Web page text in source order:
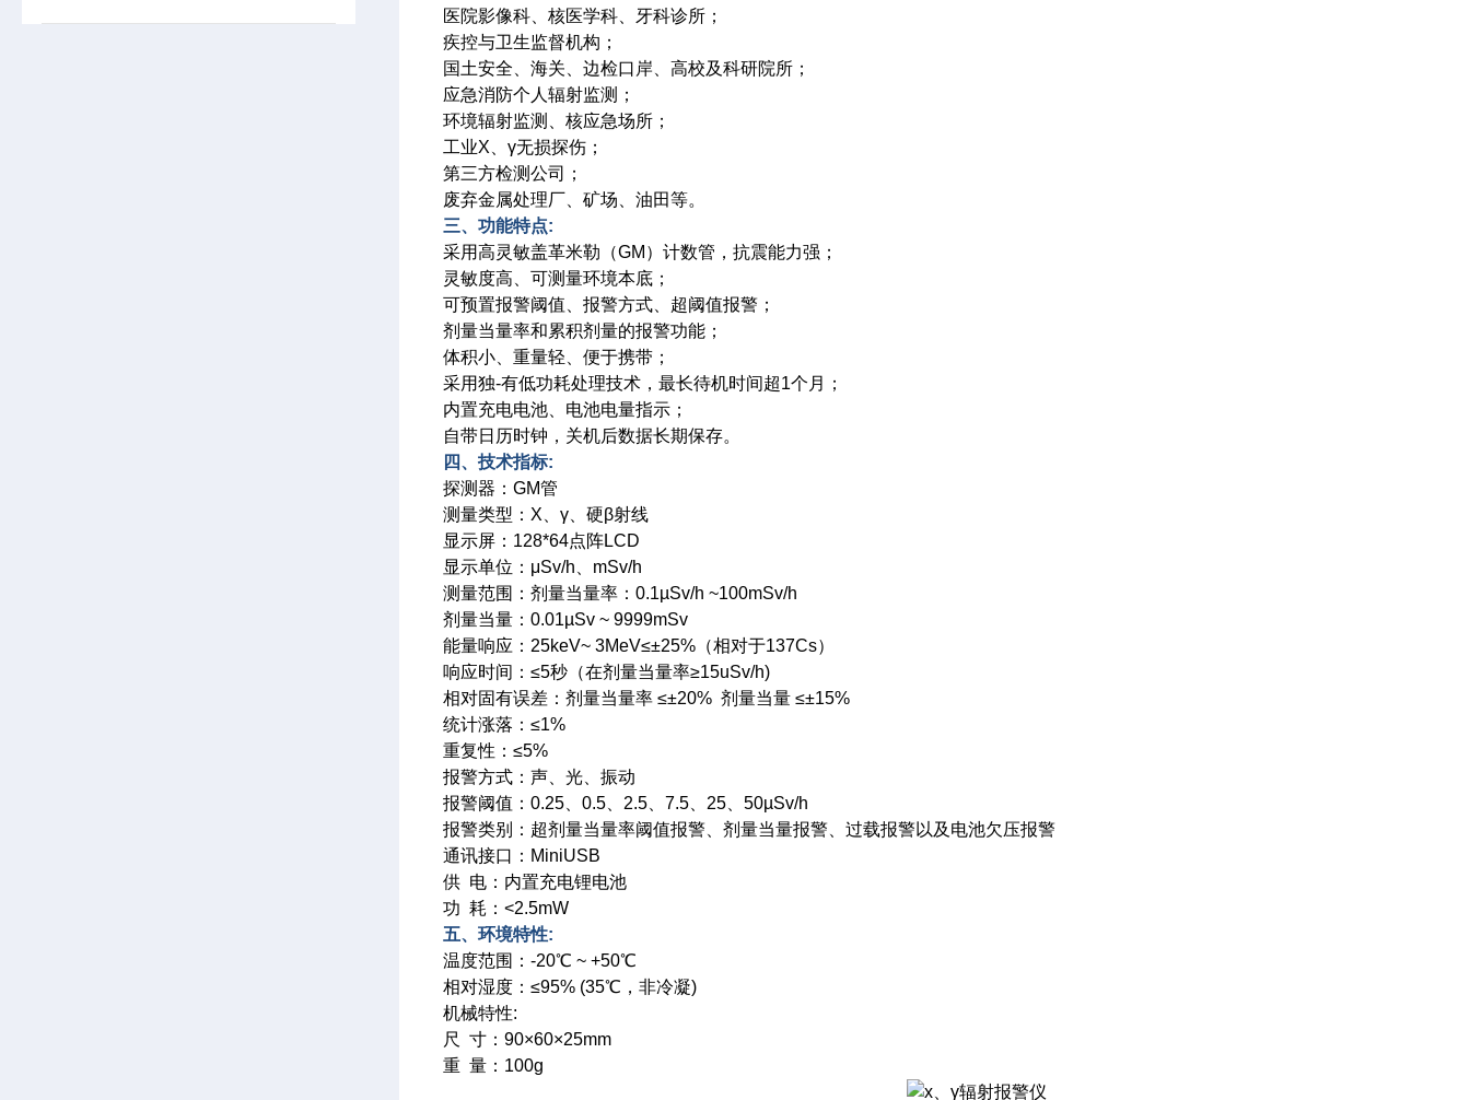
医院影像科、核医学科、牙科诊所；
疾控与卫生监督机构；
国土安全、海关、边检口岸、高校及科研院所；
应急消防个人辐射监测；
环境辐射监测、核应急场所；
工业X、γ无损探伤；
第三方检测公司；
废弃金属处理厂、矿场、油田等。
三、功能特点:
采用高灵敏盖革米勒（GM）计数管，抗震能力强；
灵敏度高、可测量环境本底；
可预置报警阈值、报警方式、超阈值报警；
剂量当量率和累积剂量的报警功能；
体积小、重量轻、便于携带；
采用独-有低功耗处理技术，最长待机时间超1个月；
内置充电电池、电池电量指示；
自带日历时钟，关机后数据长期保存。
四、技术指标:
探测器：GM管
测量类型：X、γ、硬β射线
显示屏：128*64点阵LCD
显示单位：μSv/h、mSv/h
测量范围：剂量当量率：0.1µSv/h ~100mSv/h
剂量当量：0.01µSv ~ 9999mSv
能量响应：25keV~ 3MeV≤±25%（相对于137Cs）
响应时间：≤5秒（在剂量当量率≥15uSv/h)
相对固有误差：剂量当量率 ≤±20% 剂量当量 ≤±15%
统计涨落：≤1%
重复性：≤5%
报警方式：声、光、振动
报警阈值：0.25、0.5、2.5、7.5、25、50µSv/h
报警类别：超剂量当量率阈值报警、剂量当量报警、过载报警以及电池欠压报警
通讯接口：MiniUSB
供 电：内置充电锂电池
功 耗：<2.5mW
五、环境特性:
温度范围：-20℃ ~ +50℃
相对湿度：≤95% (35℃，非冷凝)
机械特性:
尺 寸：90×60×25mm
重 量：100g